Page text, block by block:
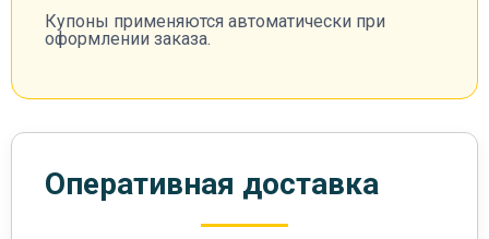
Купоны применяются автоматически при
оформлении заказа.
Оперативная доставка